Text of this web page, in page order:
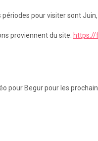
périodes pour visiter sont
proviennent du site: https://
pour Begur pour les